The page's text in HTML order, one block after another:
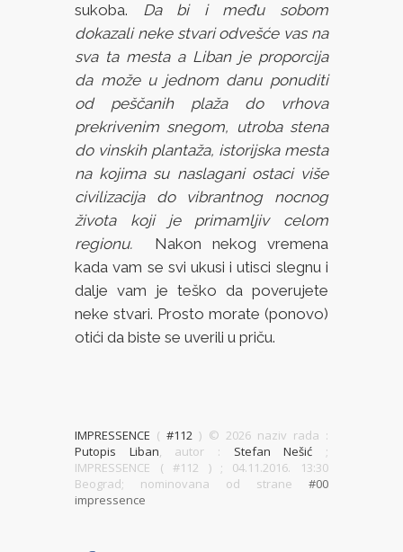
sukoba. Da bi i među sobom
dokazali neke stvari odvešće vas na
sva ta mesta a Liban je proporcija
da može u jednom danu ponuditi
od peščanih plaža do vrhova
prekrivenim snegom, utroba stena
do vinskih plantaža, istorijska mesta
na kojima su naslagani ostaci više
civilizacija do vibrantnog nocnog
života koji je primamljiv celom
regionu. Nakon nekog vremena
kada vam se svi ukusi i utisci slegnu i
dalje vam je teško da poverujete
neke stvari. Prosto morate (ponovo)
otići da biste se uverili u priču.
IMPRESSENCE (#112) © 2026 naziv rada :
Putopis Liban, autor : Stefan Nešić ;
IMPRESSENCE ( #112 ) ; 04.11.2016. 13:30
Beograd; nominovana od strane #00
impressence